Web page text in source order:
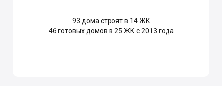
93 дома строят в 14 ЖК
46 готовых домов в 25 ЖК с 2013 года